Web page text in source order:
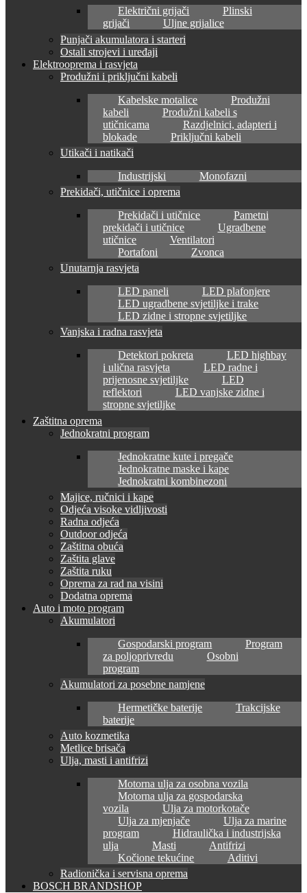
Električni grijači
Plinski
grijači
Uljne grijalice
Punjači akumulatora i starteri
Ostali strojevi i uređaji
Elektrooprema i rasvjeta
Produžni i priključni kabeli
Kabelske motalice
Produžni
kabeli
Produžni kabeli s
utičnicama
Razdjelnici, adapteri i
blokade
Priključni kabeli
Utikači i natikači
Industrijski
Monofazni
Prekidači, utičnice i oprema
Prekidači i utičnice
Pametni
prekidači i utičnice
Ugradbene
utičnice
Ventilatori
Portafoni
Zvonca
Unutarnja rasvjeta
LED paneli
LED plafonjere
LED ugradbene svjetiljke i trake
LED zidne i stropne svjetiljke
Vanjska i radna rasvjeta
Detektori pokreta
LED highbay
i ulična rasvjeta
LED radne i
prijenosne svjetiljke
LED
reflektori
LED vanjske zidne i
stropne svjetiljke
Zaštitna oprema
Jednokratni program
Jednokratne kute i pregače
Jednokratne maske i kape
Jednokratni kombinezoni
Majice, ručnici i kape
Odjeća visoke vidljivosti
Radna odjeća
Outdoor odjeća
Zaštitna obuća
Zaštita glave
Zaštita ruku
Oprema za rad na visini
Dodatna oprema
Auto i moto program
Akumulatori
Gospodarski program
Program
za poljoprivredu
Osobni
program
Akumulatori za posebne namjene
Hermetičke baterije
Trakcijske
baterije
Auto kozmetika
Metlice brisača
Ulja, masti i antifrizi
Motorna ulja za osobna vozila
Motorna ulja za gospodarska
vozila
Ulja za motorkotače
Ulja za mjenjače
Ulja za marine
program
Hidraulička i industrijska
ulja
Masti
Antifrizi
Kočione tekućine
Aditivi
Radionička i servisna oprema
BOSCH BRANDSHOP